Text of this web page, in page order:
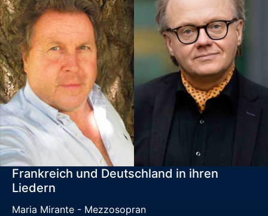
Frankreich und Deutschland in ihren
Liedern
Maria Mirante - Mezzosopran